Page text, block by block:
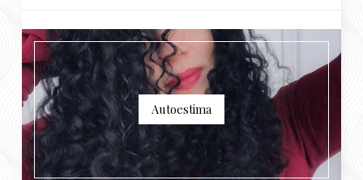
Autoestima